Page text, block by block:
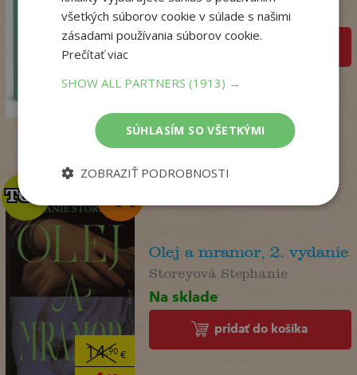
Na sklade
14,90€
TOP
TOP
Olej a mramor, 2. vydanie
Storeyová Stephanie
Na sklade
pridať do košíka
všetkých súborov cookie v súlade s našimi
zásadami používania súborov cookie.
Prečítať viac
SHOW ALL PARTNERS(1913) →
SÚHLASÍM SO VŠETKÝMI
ZOBRAZIŤ PODROBNOSTI